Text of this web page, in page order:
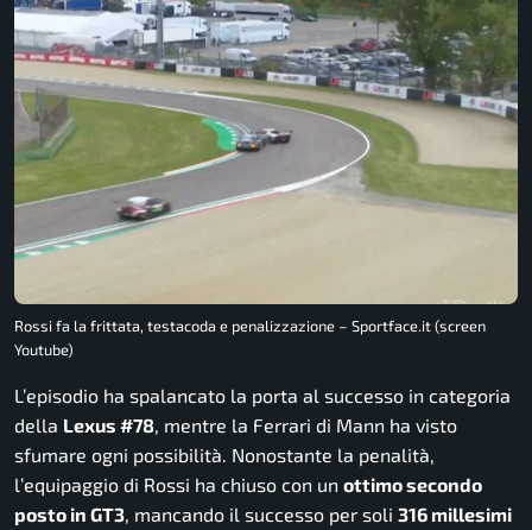
Rossi fa la frittata, testacoda e penalizzazione – Sportface.it (screen
Youtube)
L’episodio ha spalancato la porta al successo in categoria
della Lexus #78, mentre la Ferrari di Mann ha visto
sfumare ogni possibilità. Nonostante la penalità,
l’equipaggio di Rossi ha chiuso con un ottimo secondo
posto in GT3, mancando il successo per soli 316 millesimi